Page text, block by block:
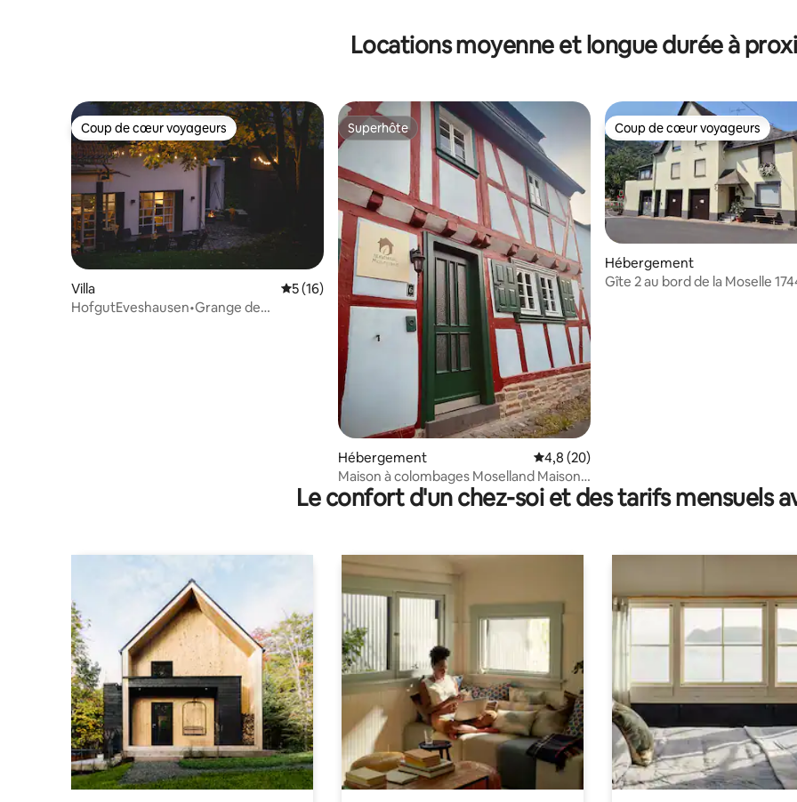
Locations moyenne et longue durée à
Coup de cœur voyageurs
Coup de cœur voyageurs
Villa Évaluation moyenne sur la base de 16 commentaires : 5 sur 5
5 (16)
HofgutEveshausen•Grange de
Superhôte
Superhôte
Hébergement Évaluation moyenne sur la base de 20
4,8 (20)
Maison à colombages Moselland Maison
de vacances Moselle
Coup de cœur voyageurs
Coup de cœur voyageurs
Hébergement
Gîte 2 au bord de la Moselle
Le confort d'un chez-soi et des tarifs mensuels